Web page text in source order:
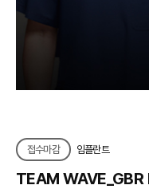
접수마감 임플란트
TEAM